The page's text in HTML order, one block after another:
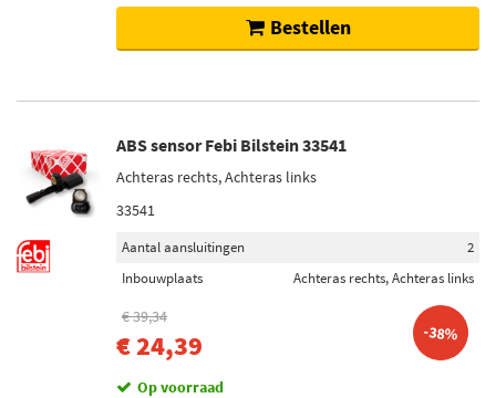
Bestellen
ABS sensor Febi Bilstein 33541
Achteras rechts, Achteras links
33541
Aantal aansluitingen
2
Inbouwplaats
Achteras rechts, Achteras links
€ 39,34
€ 24,39 -38%
Op voorraad